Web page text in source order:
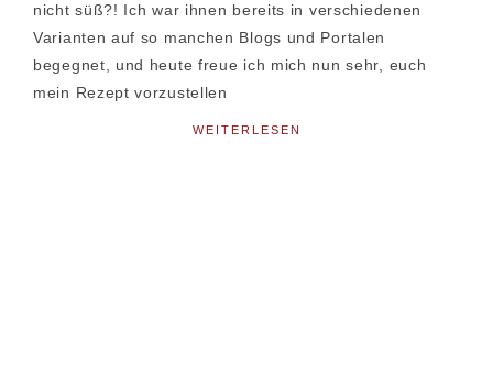
nicht süß?! Ich war ihnen bereits in verschiedenen
Varianten auf so manchen Blogs und Portalen
begegnet, und heute freue ich mich nun sehr, euch
mein Rezept vorzustellen
WEITERLESEN